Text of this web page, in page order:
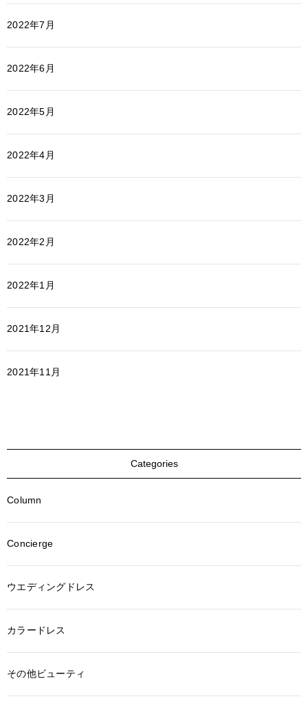
2022年7月
2022年6月
2022年5月
2022年4月
2022年3月
2022年2月
2022年1月
2021年12月
2021年11月
Categories
Column
Concierge
ウエディングドレス
カラードレス
その他ビューティ